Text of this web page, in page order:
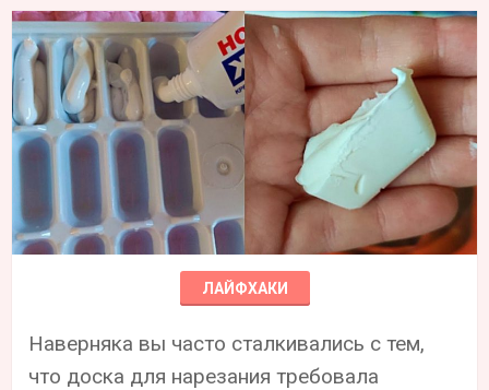
ЛАЙФХАКИ
Наверняка вы часто сталкивались с тем,
что доска для нарезания требовала